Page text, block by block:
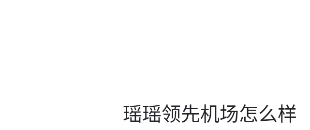
瑶瑶领先机场怎么样